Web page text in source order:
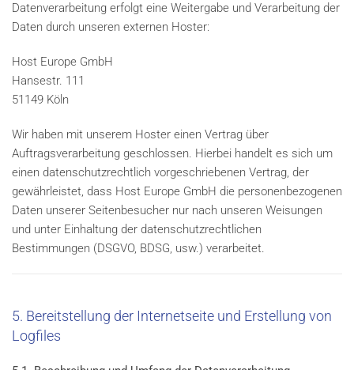
Datenverarbeitung erfolgt eine Weitergabe und Verarbeitung der
Daten durch unseren externen Hoster:
Host Europe GmbH
Hansestr. 111
51149 Köln
Wir haben mit unserem Hoster einen Vertrag über
Auftragsverarbeitung geschlossen. Hierbei handelt es sich um
einen datenschutzrechtlich vorgeschriebenen Vertrag, der
gewährleistet, dass Host Europe GmbH die personenbezogenen
Daten unserer Seitenbesucher nur nach unseren Weisungen
und unter Einhaltung der datenschutzrechtlichen
Bestimmungen (DSGVO, BDSG, usw.) verarbeitet.
5. Bereitstellung der Internetseite und Erstellung von
Logfiles